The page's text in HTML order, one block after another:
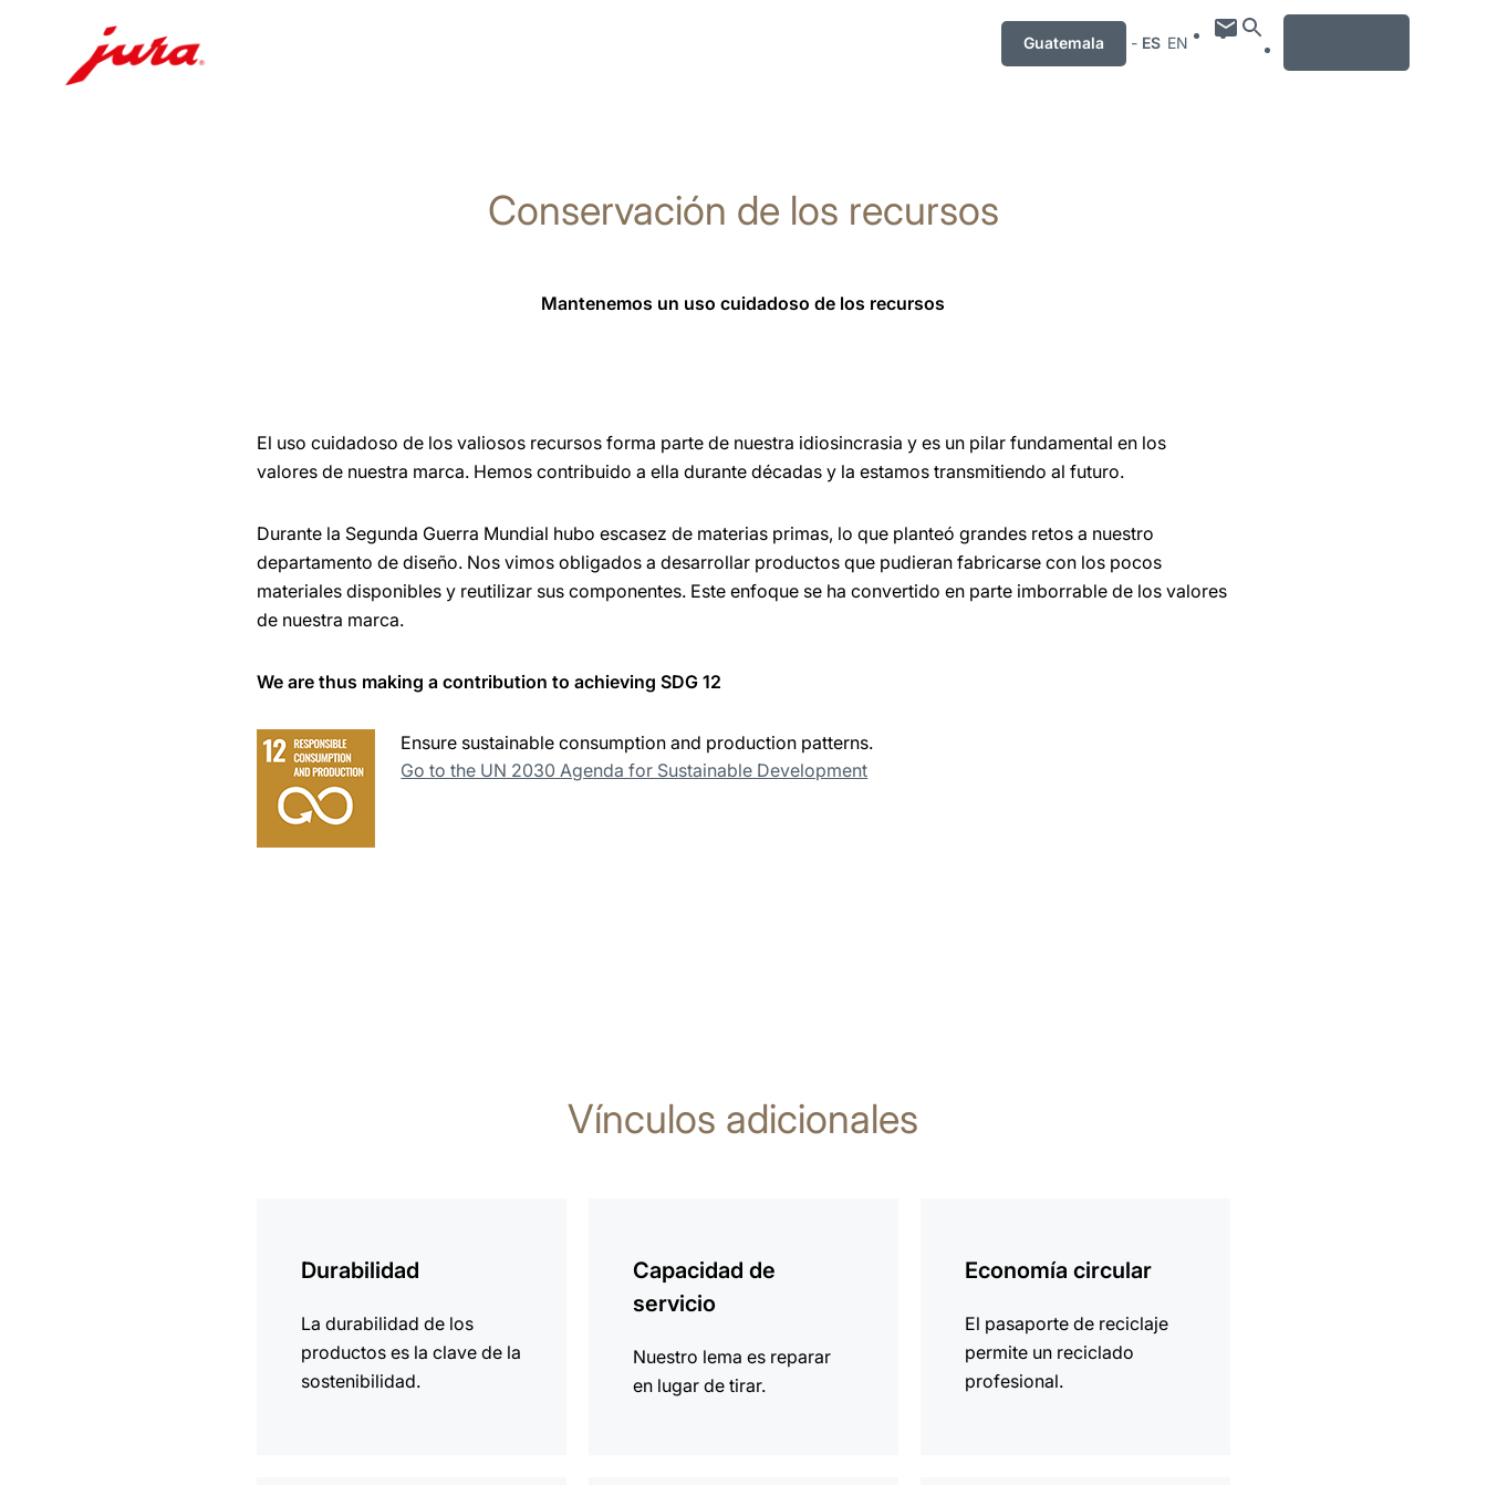
Guatemala - ES EN
Conservación de los recursos
Mantenemos un uso cuidadoso de los recursos
El uso cuidadoso de los valiosos recursos forma parte de nuestra idiosincrasia y es un pilar fundamental en los
valores de nuestra marca. Hemos contribuido a ella durante décadas y la estamos transmitiendo al futuro.
Durante la Segunda Guerra Mundial hubo escasez de materias primas, lo que planteó grandes retos a nuestro
departamento de diseño. Nos vimos obligados a desarrollar productos que pudieran fabricarse con los pocos
materiales disponibles y reutilizar sus componentes. Este enfoque se ha convertido en parte imborrable de los valores
de nuestra marca.
We are thus making a contribution to achieving SDG 12
Ensure sustainable consumption and production patterns.
Go to the UN 2030 Agenda for Sustainable Development
Vínculos adicionales
Durabilidad
La durabilidad de los
productos es la clave de la
sostenibilidad.
Capacidad de
servicio
Nuestro lema es reparar
en lugar de tirar.
Economía circular
El pasaporte de reciclaje
permite un reciclado
profesional.